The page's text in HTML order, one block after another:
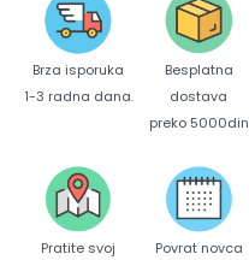
Brza isporuka
1-3 radna dana.
Besplatna
dostava
preko 5000din
Pratite svoj
Povrat novca